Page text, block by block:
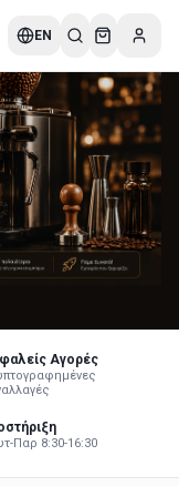
EN
Αγορές
Παρ 8:30-16:30